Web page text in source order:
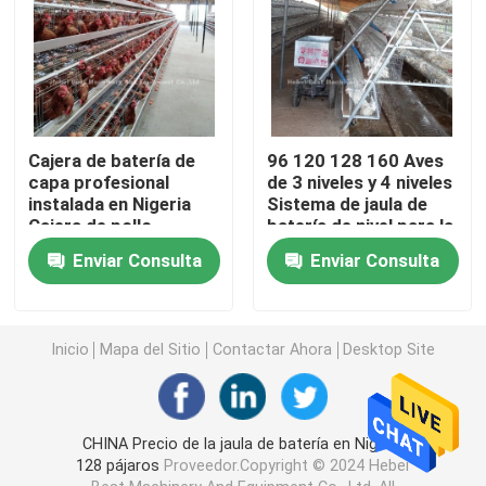
Jaula de cría de pollitos
equipo automático de la jaula del pollo
Una máquina más seca del abono
máquina del retiro del abono
carro de alimentación del pollo automático
máquina de la pelotilla del pienso
Cajera de batería de
capa profesional
instalada en Nigeria
Cajera de pollo
automática Doris
Enviar Consulta
96 120 128 160 Aves
de 3 niveles y 4 niveles
Sistema de jaula de
batería de nivel para la
venta en Lagos Nigeria
SandyEnviar Consulta
Inicio Mapa del Sitio Contactar Ahora Desktop Site
CHINA Precio de la jaula de batería en Nigeria
128 pájaros Proveedor.Copyright © 2024 Hebei